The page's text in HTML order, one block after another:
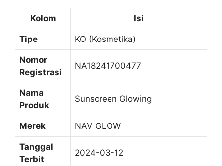
Kolom Isi
Tipe KO (Kosmetika)
Nomor
Registrasi
NA18241700477
Nama
Produk
Sunscreen Glowing
Merek NAV GLOW
Tanggal
Terbit
2024-03-12